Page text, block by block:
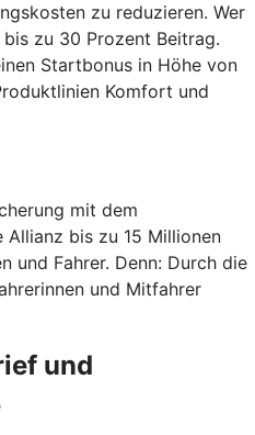
zu reduzieren. Wer
zu 30 Prozent Beitrag.
Startbonus in Höhe von
Komfort und
mit dem
Allianz bis zu 15 Millionen
und Fahrer. Denn: Durch die
und Mitfahrer
und